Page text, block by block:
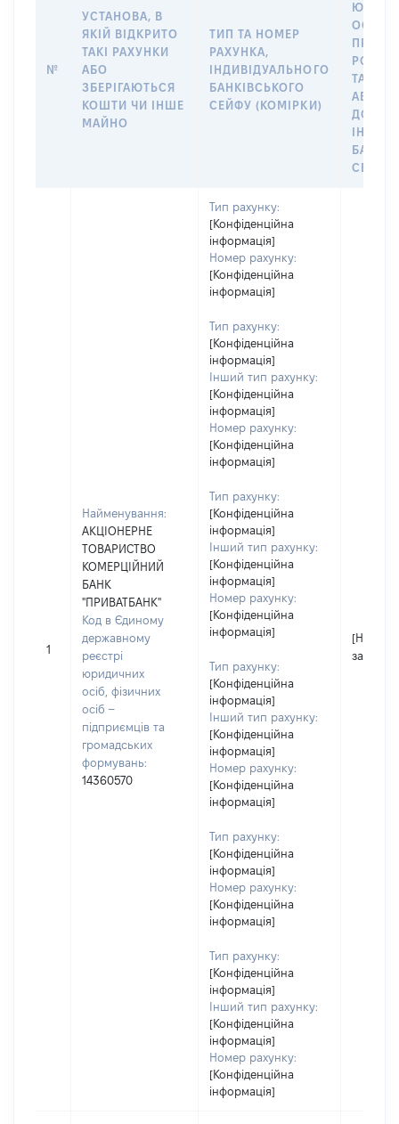
№
УСТАНОВА, В
ЯКІЙ ВІДКРИТО
ТАКІ РАХУНКИ
АБО
ЗБЕРІГАЮТЬСЯ
КОШТИ ЧИ ІНШЕ
МАЙНО
ТИП ТА НОМЕР
РАХУНКА,
ІНДИВІДУАЛЬНОГО
БАНКІВСЬКОГО
СЕЙФУ (КОМІРКИ)
ПРАВО
ТАКИМ
АБО
ДО
СЕЙФУ
1
Найменування:
АКЦІОНЕРНЕ
ТОВАРИСТВО
КОМЕРЦІЙНИЙ
БАНК
"ПРИВАТБАНК"
Код в Єдиному
державному
реєстрі
юридичних
осіб, фізичних
осіб –
підприємців та
громадських
формувань:
14360570
Тип рахунку:
[Конфіденційна
інформація]
Номер рахунку:
[Конфіденційна
інформація]
Тип рахунку:
[Конфіденційна
інформація]
Інший тип рахунку:
[Конфіденційна
інформація]
Номер рахунку:
[Конфіденційна
інформація]
Тип рахунку:
[Конфіденційна
інформація]
Інший тип рахунку:
[Конфіденційна
інформація]
Номер рахунку:
[Конфіденційна
інформація]
Тип рахунку:
[Конфіденційна
інформація]
Інший тип рахунку:
[Конфіденційна
інформація]
Номер рахунку:
[Конфіденційна
інформація]
Тип рахунку:
[Конфіденційна
інформація]
Номер рахунку:
[Конфіденційна
інформація]
Тип рахунку:
[Конфіденційна
інформація]
Інший тип рахунку:
[Конфіденційна
інформація]
Номер рахунку:
[Конфіденційна
інформація]
[Не